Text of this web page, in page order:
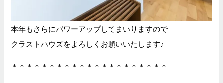
本年もさらにパワーアップしてまいりますので
クラストハウズをよろしくお願いいたします♪
＊＊＊＊＊＊＊＊＊＊＊＊＊＊＊＊＊＊＊＊＊